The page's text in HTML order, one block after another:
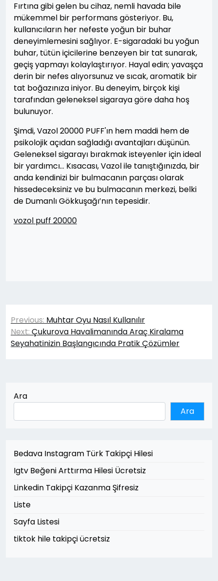
Fırtına gibi gelen bu cihaz, nemli havada bile
mükemmel bir performans gösteriyor. Bu,
kullanıcıların her nefeste yoğun bir buhar
deneyimlemesini sağlıyor. E-sigaradaki bu yoğun
buhar, tütün içicilerine benzeyen bir tat sunarak,
geçiş yapmayı kolaylaştırıyor. Hayal edin; yavaşça
derin bir nefes alıyorsunuz ve sıcak, aromatik bir
tat boğazınıza iniyor. Bu deneyim, birçok kişi
tarafından geleneksel sigaraya göre daha hoş
bulunuyor.
Şimdi, Vazol 20000 PUFF'ın hem maddi hem de
psikolojik açıdan sağladığı avantajları düşünün.
Geleneksel sigarayı bırakmak isteyenler için ideal
bir yardımcı… Kısacası, Vazol ile tanıştığınızda, bir
anda kendinizi bir bulmacanın parçası olarak
hissedeceksiniz ve bu bulmacanın merkezi, belki
de Dumanlı Gökkuşağı’nın tepesidir.
vozol puff 20000
Yazı
gezinmesi
Previous: Muhtar Oyu Nasıl Kullanılır
Next: Çukurova Havalimanında Araç Kiralama
Seyahatinizin Başlangıcında Pratik Çözümler
Ara
Ara
Bedava Instagram Türk Takipçi Hilesi
Igtv Beğeni Arttırma Hilesi Ücretsiz
Linkedin Takipçi Kazanma Şifresiz
Liste
Sayfa Listesi
tiktok hile takipçi ücretsiz